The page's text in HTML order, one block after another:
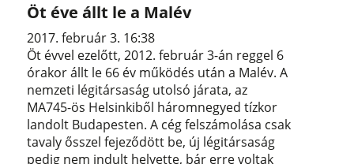
Öt éve állt le a Malév
2017. február 3. 16:38
Öt évvel ezelőtt, 2012. február 3-án reggel 6
órakor állt le 66 év működés után a Malév. A
nemzeti légitársaság utolsó járata, az
MA745-ös Helsinkiből háromnegyed tízkor
landolt Budapesten. A cég felszámolása csak
tavaly ősszel fejeződött be, új légitársaság
pedig nem indult helyette, bár erre voltak